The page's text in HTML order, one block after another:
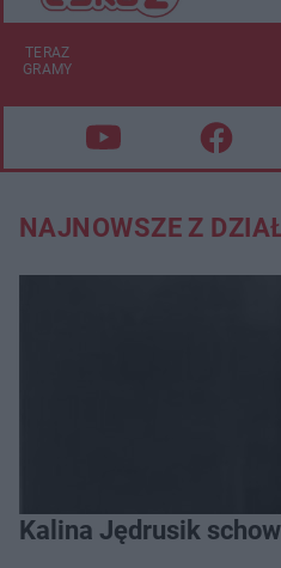
TERAZ
GRAMY
NAJNOWSZE Z
Kalina Jędrusik